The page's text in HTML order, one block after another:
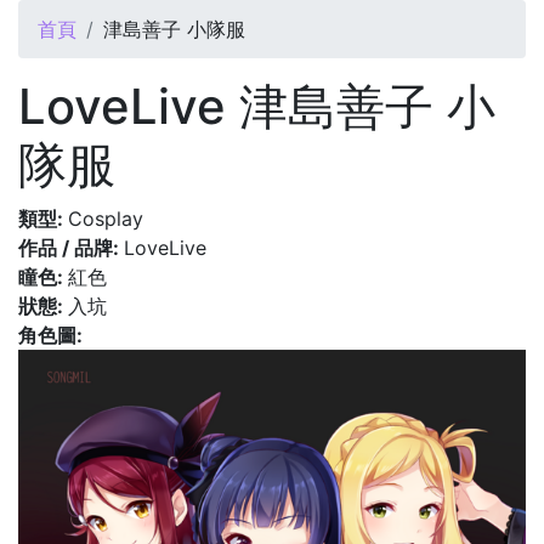
您在這裡
首頁 津島善子 小隊服
LoveLive 津島善子 小
隊服
類型: Cosplay
作品 / 品牌: LoveLive
瞳色: 紅色
狀態: 入坑
角色圖: